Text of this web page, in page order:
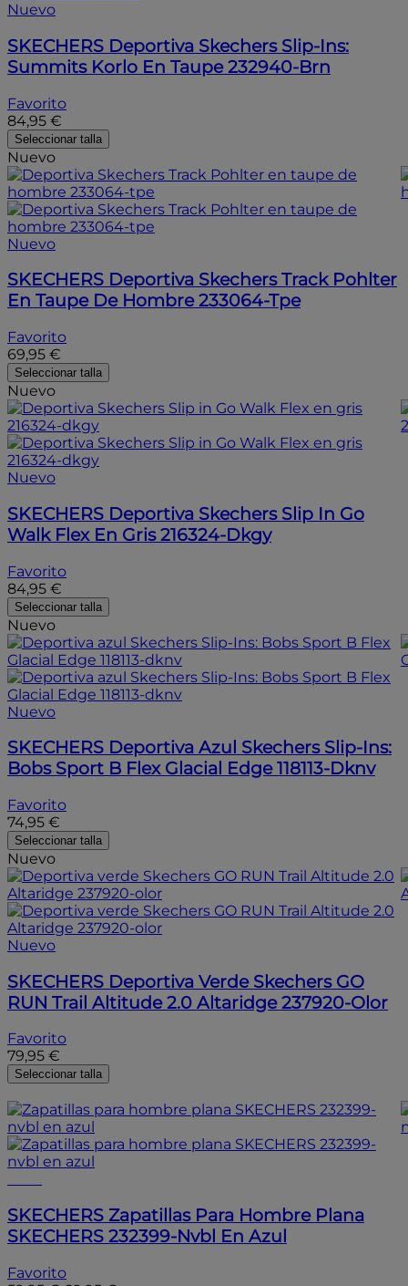
Nuevo
SKECHERS Deportiva Skechers Slip-Ins:
Summits Korlo En Taupe 232940-Brn
Favorito
84,95 €
Seleccionar talla
Nuevo
Nuevo
SKECHERS Deportiva Skechers Track Pohlter
En Taupe De Hombre 233064-Tpe
Favorito
69,95 €
Seleccionar talla
Nuevo
Nuevo
SKECHERS Deportiva Skechers Slip In Go
Walk Flex En Gris 216324-Dkgy
Favorito
84,95 €
Seleccionar talla
Nuevo
Nuevo
SKECHERS Deportiva Azul Skechers Slip-Ins:
Bobs Sport B Flex Glacial Edge 118113-Dknv
Favorito
74,95 €
Seleccionar talla
Nuevo
Nuevo
SKECHERS Deportiva Verde Skechers GO
RUN Trail Altitude 2.0 Altaridge 237920-Olor
Favorito
79,95 €
Seleccionar talla
SKECHERS Zapatillas Para Hombre Plana
SKECHERS 232399-Nvbl En Azul
Favorito